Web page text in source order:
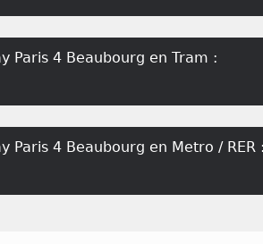
Paris 4 Beaubourg en Tram :
Paris 4 Beaubourg en Metro / RER